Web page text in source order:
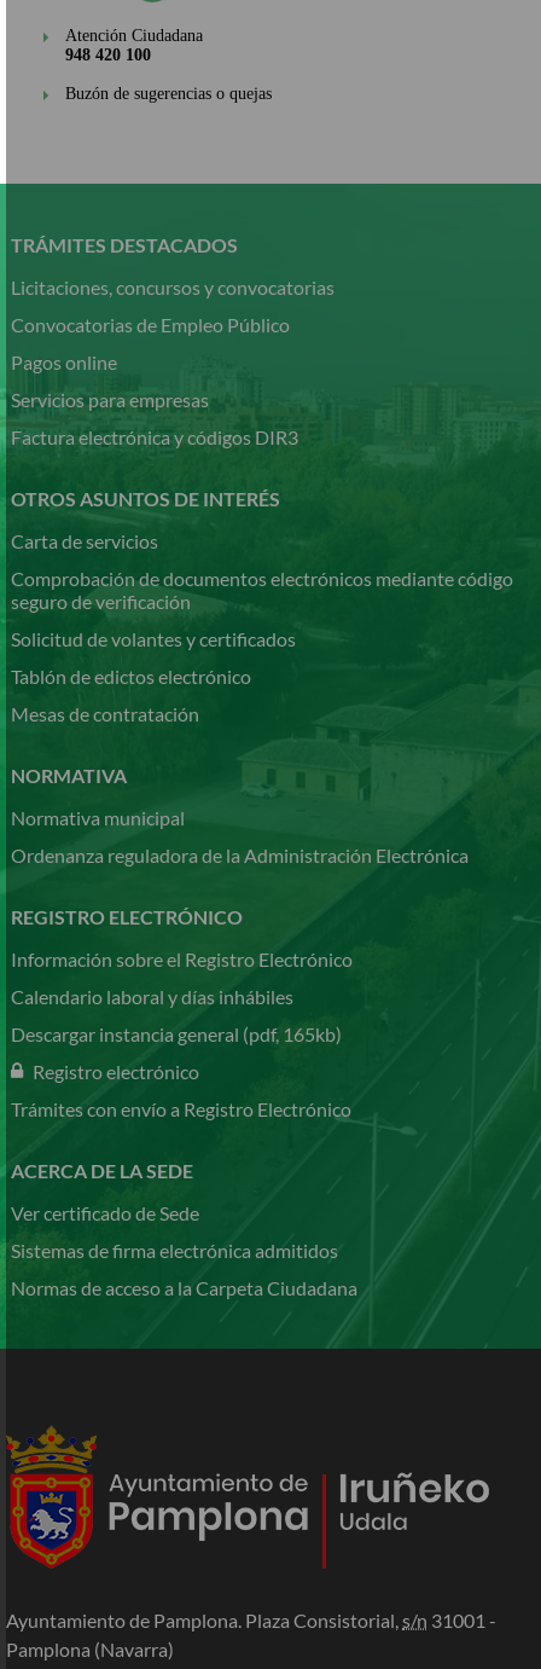
Atención Ciudadana
948 420 100
Buzón de sugerencias o quejas
contenido
TRÁMITES DESTACADOS
Licitaciones, concursos y convocatorias
Convocatorias de Empleo Público
Pagos online
Servicios para empresas
Factura electrónica y códigos DIR3
OTROS ASUNTOS DE INTERÉS
Carta de servicios
Comprobación de documentos electrónicos mediante código
seguro de verificación
Solicitud de volantes y certificados
Tablón de edictos electrónico
Mesas de contratación
NORMATIVA
Normativa municipal
Ordenanza reguladora de la Administración Electrónica
REGISTRO ELECTRÓNICO
Información sobre el Registro Electrónico
Calendario laboral y días inhábiles
Descargar instancia general (pdf, 165kb)
Registro electrónico
Trámites con envío a Registro Electrónico
ACERCA DE LA SEDE
Ver certificado de Sede
Sistemas de firma electrónica admitidos
Normas de acceso a la Carpeta Ciudadana
Ayuntamiento de Pamplona. Plaza Consistorial,s/n 31001 -
Pamplona (Navarra)